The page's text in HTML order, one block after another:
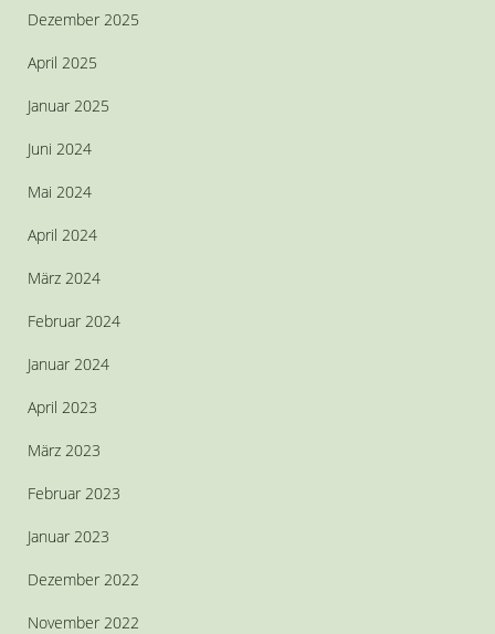
Dezember 2025
April 2025
Januar 2025
Juni 2024
Mai 2024
April 2024
März 2024
Februar 2024
Januar 2024
April 2023
März 2023
Februar 2023
Januar 2023
Dezember 2022
November 2022